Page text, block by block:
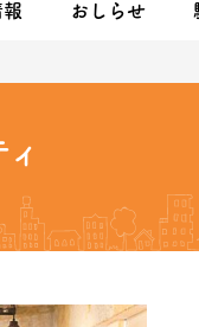
報 おしらせ